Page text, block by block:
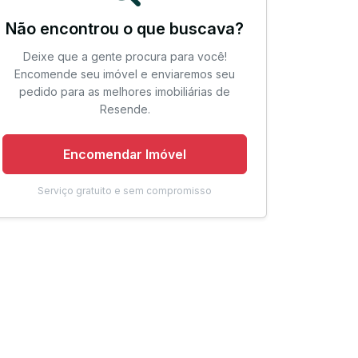
Não encontrou o que buscava?
Deixe que a gente procura para você!
Encomende seu imóvel e enviaremos seu
pedido para as melhores imobiliárias de
Resende.
Encomendar Imóvel
Serviço gratuito e sem compromisso